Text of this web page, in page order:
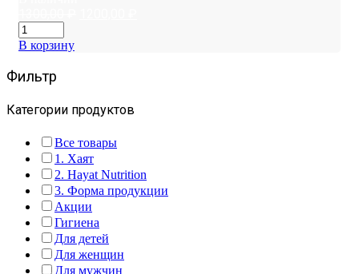
В корзину
Фильтр
Категории продуктов
Все товары
1. Хаят
2. Hayat Nutrition
3. Форма продукции
Акции
Гигиена
Для детей
Для женщин
Для мужчин